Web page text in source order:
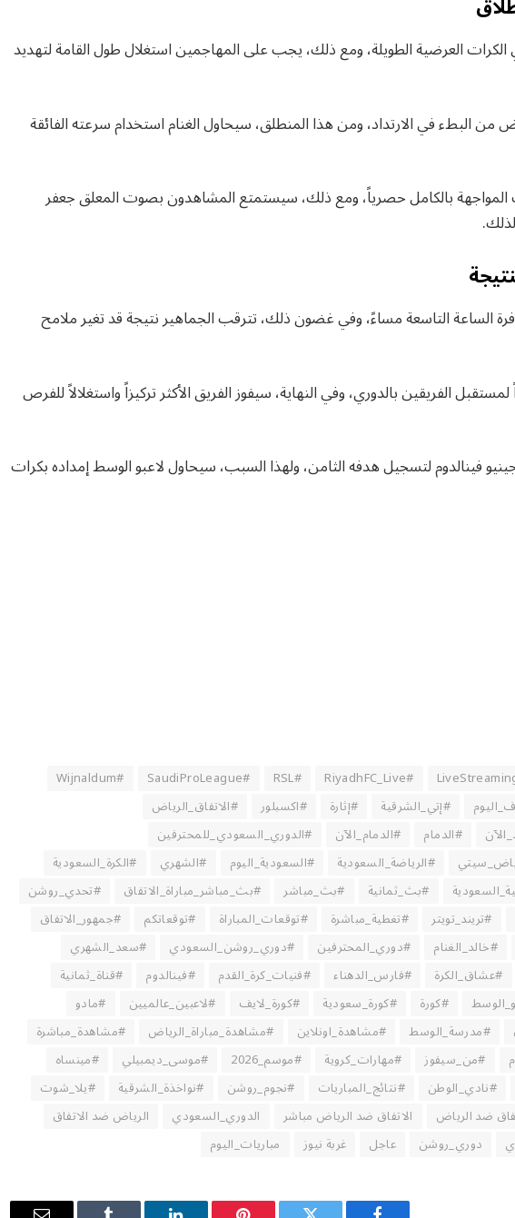
العرضية الطويلة، ومع ذلك، يجب على المهاجمين استغلال طول القامة لتهديد
من البطء في الارتداد، ومن هذا المنطلق، سيحاول الغنام استخدام سرعته الفائقة
المواجهة بالكامل حصرياً، ومع ذلك، سيستمتع المشاهدون بصوت المعلق جعفر
الساعة التاسعة مساءً، وفي غضون ذلك، تترقب الجماهير نتيجة قد تغير ملامح
الفريقين بالدوري، وفي النهاية، سيفوز الفريق الأكثر تركيزاً واستغلالاً للفرص
فينالدوم لتسجيل هدفه الثامن، ولهذا السبب، سيحاول لاعبو الوسط إمداده بكرات
#RiyadhFC_Live
#RSL
#SaudiProLeague
#Wijnaldum
#إتي_الشرقية #إثارة #اكسبلور
#الاتفاق_الرياض
#الدمام #الدمام_الآن
#الدوري_السعودي_للمحترفين
#الرياضة_السعودية #السعودية_اليوم #الشهري
#الكرة_السعودية
#بث_ثمانية #بث_مباشر #بث_مباشر_مباراة_الاتفاق
#تحدي_روشن
#تريند_تويتر #تغطية_مباشرة #توقعات_المباراة #توقعاتكم
#جمهور_الاتفاق
#خالد_الغنام #دوري_المحترفين #دوري_روشن_السعودي
#سعد_الشهري
#عشاق_الكرة #فارس_الدهناء #فنيات_كرة_القدم #فينالدوم
#قناة_ثمانية
#كورة #كورة_سعودية #كورة_لايف #لاعبين_عالميين
#مادو
#مدرسة_الوسط #مشاهدة_اونلاين #مشاهدة_مباراة_الرياض
#مشاهدة_مباشرة
#من_سيفوز #مهارات_كروية #موسم_2026 #موسى_ديمبيلي
#مينساه
#نادي_الوطن #نتائج_المباريات #نجوم_روشن #نواخذة_الشرقية
#يلا_شوت
ضد الرياض الاتفاق ضد الرياض مباشر الدوري_السعودي
الرياض ضد الاتفاق
دوري_روشن عاجل غربة نيوز مباريات_اليوم